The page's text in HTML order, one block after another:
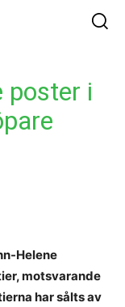
poster i
Helene
motsvarande
har sålts av